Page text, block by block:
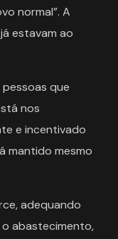
normal”. A
estavam ao
que
nos
e incentivado
mantido mesmo
adequando
abastecimento,